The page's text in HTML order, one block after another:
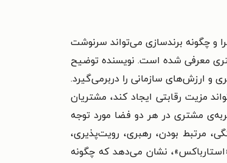
و چگونه برندسازی می‌تواند سرنوشت
معرفی شده است. نویسنده توضیح
و ارزش‌های سازمانی را دربرمی‌گیرد.
مزیت رقابتی ایجاد کند، مشتریان
مشتری در هر دو فضا مورد توجه
مرتبط بودن، رهبری، رویت‌پذیری،
«استارباکس»، نشان می‌دهد که چگونه